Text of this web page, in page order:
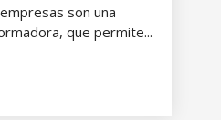
son una
que permite...